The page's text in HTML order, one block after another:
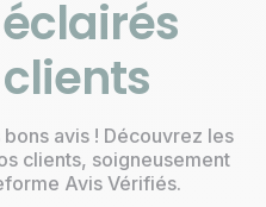
avis ! Découvrez les
clients, soigneusement
Avis Vérifiés.